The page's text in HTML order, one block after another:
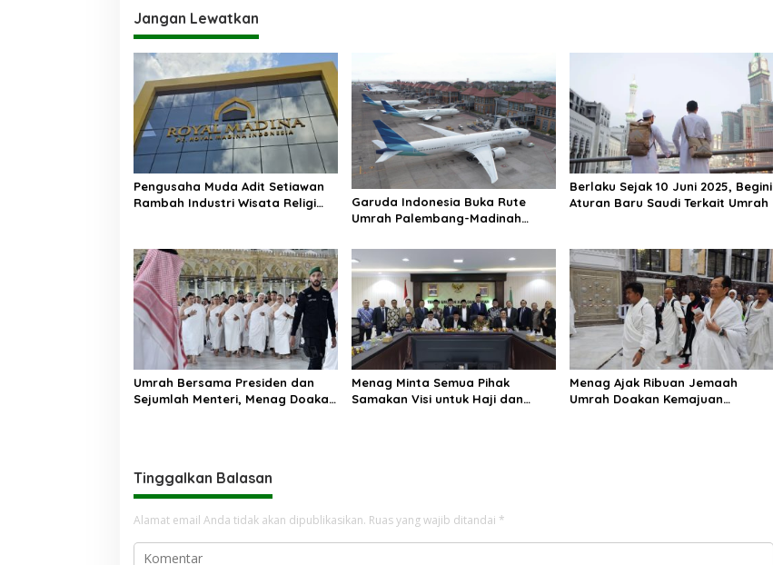
Jangan Lewatkan
Pengusaha Muda Adit Setiawan
Rambah Industri Wisata Religi
Garuda Indonesia Buka Rute
Umrah Palembang-Madinah
Berlaku Sejak 10 Juni 2025, Begini
Aturan Baru Saudi Terkait Umrah
Umrah Bersama Presiden dan
Sejumlah Menteri, Menag Doakan
Menag Minta Semua Pihak
Samakan Visi untuk Haji dan
Menag Ajak Ribuan Jemaah
Umrah Doakan Kemajuan
Tinggalkan Balasan
Alamat email Anda tidak akan dipublikasikan. Ruas yang wajib ditandai *